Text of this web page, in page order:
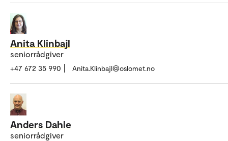
Anita Klinbajl
seniorrådgiver
+47 672 35 990 Anita.Klinbajl@oslomet.no
Anders Dahle
seniorrådgiver